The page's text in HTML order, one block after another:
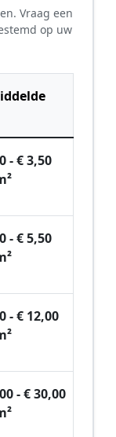
Vraag een
op uw
- € 3,50
- € 5,50
- € 12,00
- € 30,00